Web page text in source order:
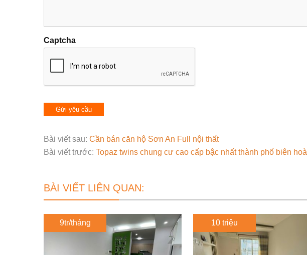
Captcha
Bài viết sau: Cần bán căn hộ Sơn An Full nội thất
Bài viết trước: Topaz twins chung cư cao cấp bậc nhất thành phố biên hoà
BÀI VIẾT LIÊN QUAN:
9tr/tháng 10 triệu